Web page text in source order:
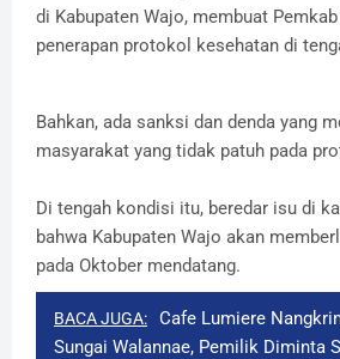
di Kabupaten Wajo, membuat
penerapan protokol kesehatan di
Bahkan, ada sanksi dan denda yang
masyarakat yang tidak patuh pada
Di tengah kondisi itu, beredar isu di
bahwa Kabupaten Wajo akan
pada Oktober mendatang.
BACA JUGA:
Cafe Lumiere
Sungai Walannae, Pemilik Diminta